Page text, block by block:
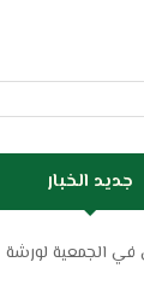
جديد الخبار
الجمعية لورشة